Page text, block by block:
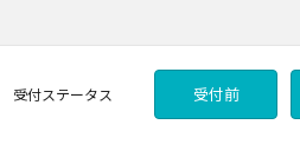
受付ステータス 受付前